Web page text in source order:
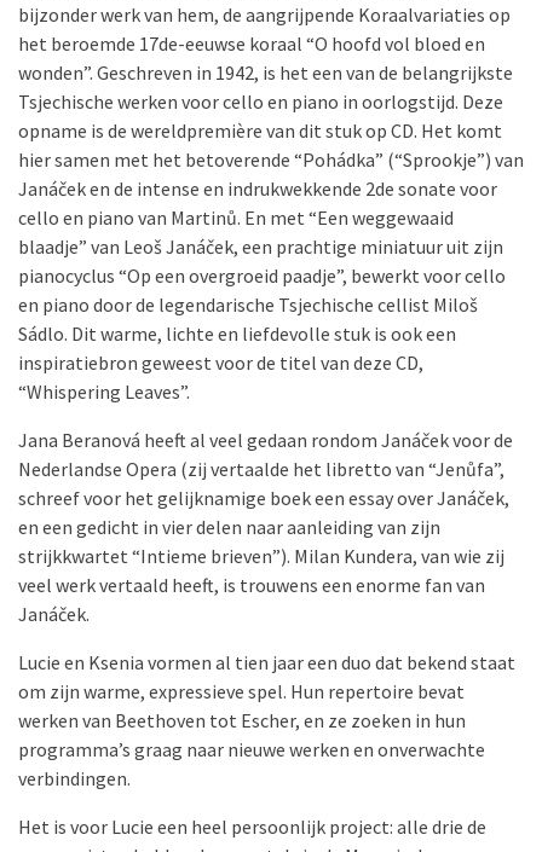
bijzonder werk van hem, de aangrijpende Koraalvariaties op
het beroemde 17de-eeuwse koraal “O hoofd vol bloed en
wonden”. Geschreven in 1942, is het een van de belangrijkste
Tsjechische werken voor cello en piano in oorlogstijd. Deze
opname is de wereldpremière van dit stuk op CD. Het komt
hier samen met het betoverende “Pohádka” (“Sprookje”) van
Janáček en de intense en indrukwekkende 2de sonate voor
cello en piano van Martinů. En met “Een weggewaaid
blaadje” van Leoš Janáček, een prachtige miniatuur uit zijn
pianocyclus “Op een overgroeid paadje”, bewerkt voor cello
en piano door de legendarische Tsjechische cellist Miloš
Sádlo. Dit warme, lichte en liefdevolle stuk is ook een
inspiratiebron geweest voor de titel van deze CD,
“Whispering Leaves”.
Jana Beranová heeft al veel gedaan rondom Janáček voor de
Nederlandse Opera (zij vertaalde het libretto van “Jenůfa”,
schreef voor het gelijknamige boek een essay over Janáček,
en een gedicht in vier delen naar aanleiding van zijn
strijkkwartet “Intieme brieven”). Milan Kundera, van wie zij
veel werk vertaald heeft, is trouwens een enorme fan van
Janáček.
Lucie en Ksenia vormen al tien jaar een duo dat bekend staat
om zijn warme, expressieve spel. Hun repertoire bevat
werken van Beethoven tot Escher, en ze zoeken in hun
programma’s graag naar nieuwe werken en onverwachte
verbindingen.
Het is voor Lucie een heel persoonlijk project: alle drie de